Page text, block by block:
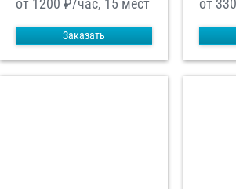
от 1200 ₽/час, 15 мест
Заказать
от